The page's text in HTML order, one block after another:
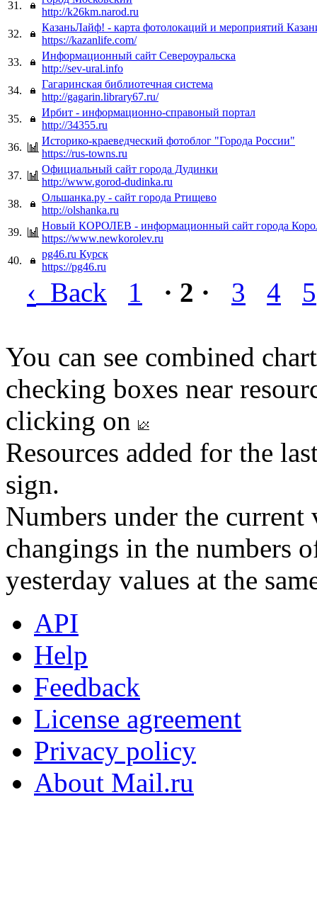
31.
http://k26km.narod.ru
32.
КазаньЛайф! - карта фотолокаций и мероприятий
https://kazanlife.com/
33.
Информационный сайт Североуральска
http://sev-ural.info
34.
Гагаринская библиотечная система
http://gagarin.library67.ru/
35.
Ирбит - информационно-справоный портал
http://34355.ru
36.
Историко-краеведческий фотоблог "Города России"
https://rus-towns.ru
37.
Официальный сайт города Дудинки
http://www.gorod-dudinka.ru
38.
Ольшанка.ру - сайт города Ртищево
http://olshanka.ru
39.
Новый КОРОЛЕВ - информационный сайт города
https://www.newkorolev.ru
40.
pg46.ru Курск
https://pg46.ru
‹ Back 1 · 2 · 3 4 5
You can see combined
checking boxes near
clicking on
Resources added for the
sign.
Numbers under the
changings in the numbers
yesterday values at the
API
Help
Feedback
License agreement
Privacy policy
About Mail.ru